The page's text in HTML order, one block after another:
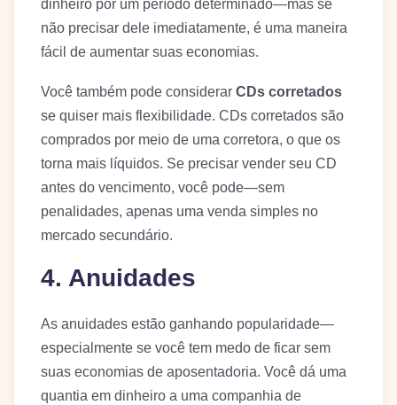
dinheiro por um período determinado—mas se
não precisar dele imediatamente, é uma maneira
fácil de aumentar suas economias.
Você também pode considerar CDs corretados
se quiser mais flexibilidade. CDs corretados são
comprados por meio de uma corretora, o que os
torna mais líquidos. Se precisar vender seu CD
antes do vencimento, você pode—sem
penalidades, apenas uma venda simples no
mercado secundário.
4. Anuidades
As anuidades estão ganhando popularidade—
especialmente se você tem medo de ficar sem
suas economias de aposentadoria. Você dá uma
quantia em dinheiro a uma companhia de